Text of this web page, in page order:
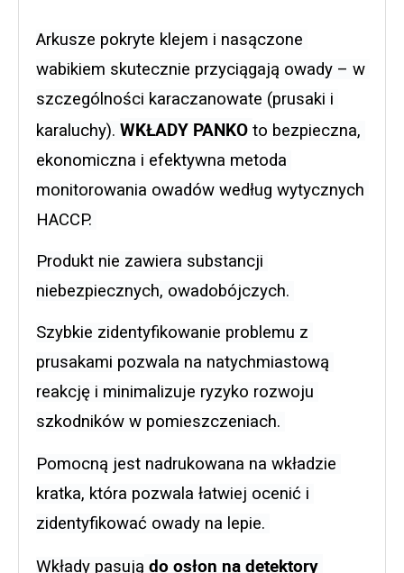
Arkusze pokryte klejem i nasączone
wabikiem skutecznie przyciągają owady – w
szczególności karaczanowate (prusaki i
karaluchy). WKŁADY PANKO to bezpieczna,
ekonomiczna i efektywna metoda
monitorowania owadów według wytycznych
HACCP.
Produkt nie zawiera substancji
niebezpiecznych, owadobójczych.
Szybkie zidentyfikowanie problemu z
prusakami pozwala na natychmiastową
reakcję i minimalizuje ryzyko rozwoju
szkodników w pomieszczeniach.
Pomocną jest nadrukowana na wkładzie
kratka, która pozwala łatwiej ocenić i
zidentyfikować owady na lepie.
Wkłady pasują do osłon na detektory